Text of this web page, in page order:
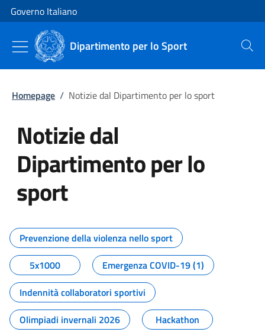
Vai al contenuto
Vai alla navigazione del sito
Governo Italiano
Dipartimento per lo Sport Cerca
Homepage / Notizie dal Dipartimento per lo sport
Notizie dal
Dipartimento per lo
sport
Tutti i contenuti della pagina
Prevenzione della violenza nello sport
5x1000
Emergenza COVID-19 (1)
Indennità collaboratori sportivi
Olimpiadi invernali 2026
Hackathon